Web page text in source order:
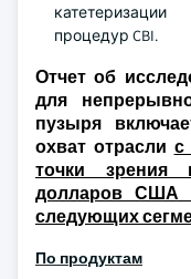
процедур CBI.
Отчет об
для
пузыря
охват отрасли с
точки зрения
долларов США
следующих
По продуктам